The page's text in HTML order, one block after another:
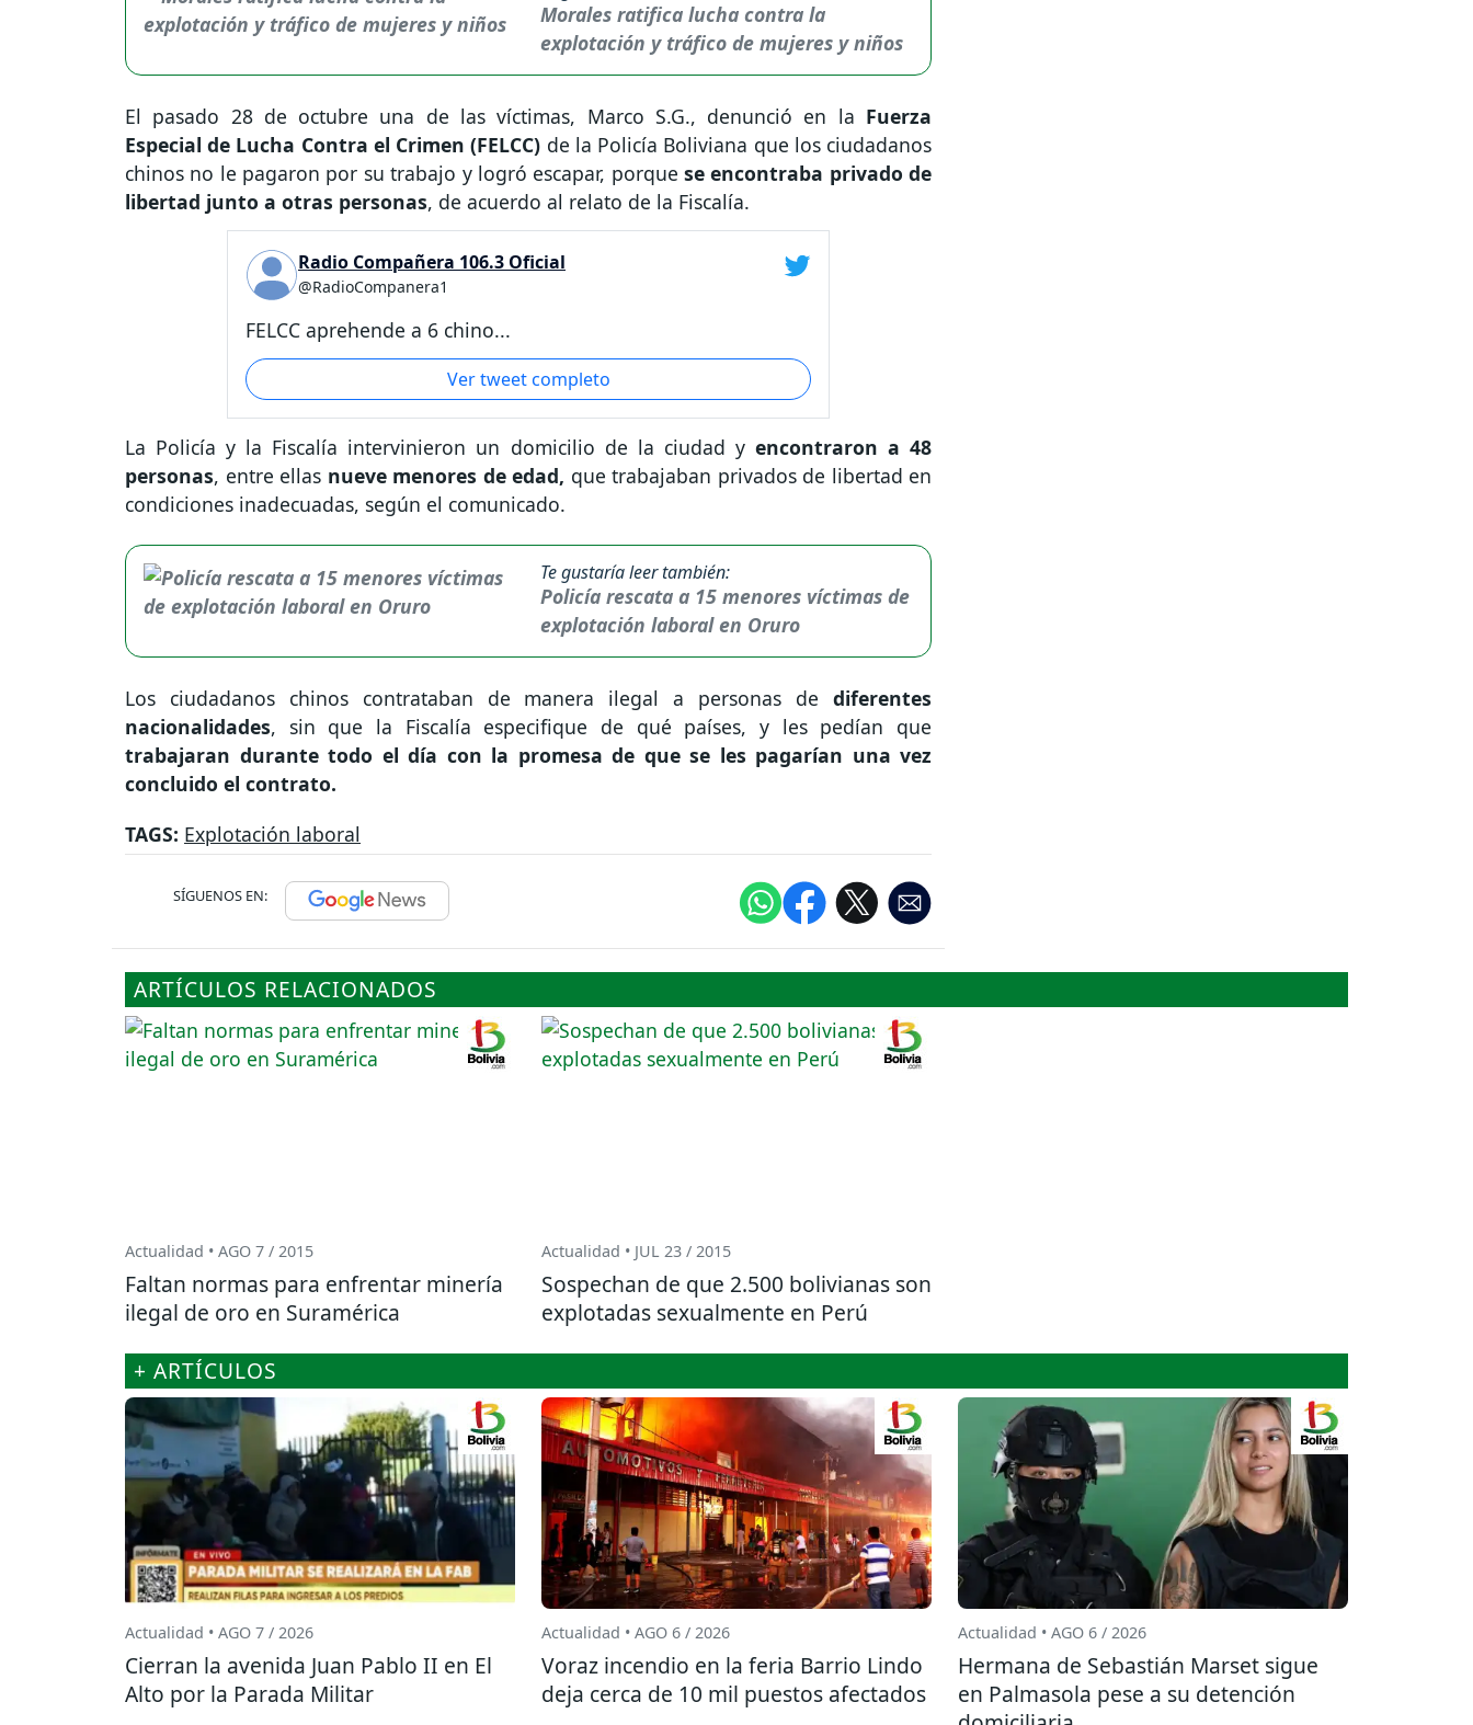
Morales ratifica lucha contra la
explotación y tráfico de mujeres y niños
El pasado 28 de octubre una de las víctimas, Marco S.G., denunció en la Fuerza
Especial de Lucha Contra el Crimen (FELCC) de la Policía Boliviana que los ciudadanos
chinos no le pagaron por su trabajo y logró escapar, porque se encontraba privado de
libertad junto a otras personas, de acuerdo al relato de la Fiscalía.
Radio Compañera 106.3 Oficial
@RadioCompanera1
FELCC aprehende a 6 chino...
Ver tweet completo
La Policía y la Fiscalía intervinieron un domicilio de la ciudad y encontraron a 48
personas, entre ellas nueve menores de edad, que trabajaban privados de libertad en
condiciones inadecuadas, según el comunicado.
Te gustaría leer también:
Policía rescata a 15 menores víctimas de
explotación laboral en Oruro
Los ciudadanos chinos contrataban de manera ilegal a personas de diferentes
nacionalidades, sin que la Fiscalía especifique de qué países, y les pedían que
trabajaran durante todo el día con la promesa de que se les pagarían una vez
concluido el contrato.
TAGS: Explotación laboral
SÍGUENOS EN:
ARTÍCULOS RELACIONADOS
Actualidad • AGO 7 / 2015
Faltan normas para enfrentar minería
ilegal de oro en Suramérica
Actualidad • JUL 23 / 2015
Sospechan de que 2.500 bolivianas son
explotadas sexualmente en Perú
+ ARTÍCULOS
Actualidad • AGO 7 / 2026
Cierran la avenida Juan Pablo II en El
Alto por la Parada Militar
Actualidad • AGO 6 / 2026
Voraz incendio en la feria Barrio Lindo
deja cerca de 10 mil puestos afectados
Actualidad • AGO 6 / 2026
Hermana de Sebastián Marset sigue
en Palmasola pese a su detención